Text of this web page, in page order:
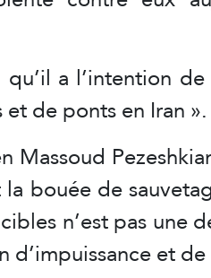
a l’intention
de ponts en Iran ».
Massoud
bouée de
n’est pas une
et